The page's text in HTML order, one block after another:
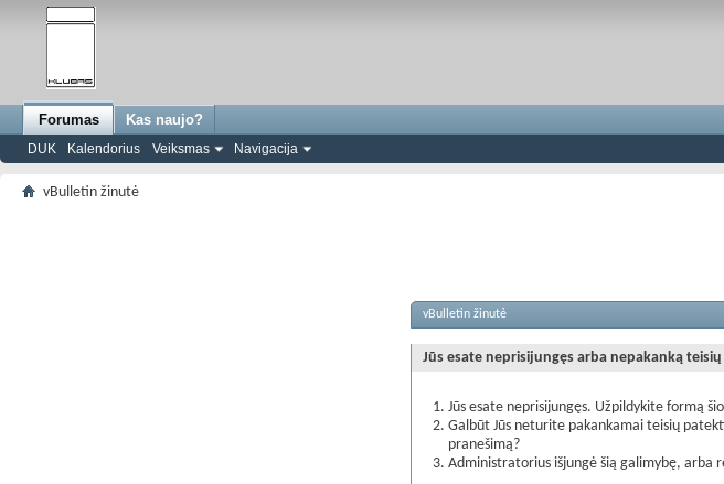
Forumas
DUK Kalendorius Veiksmas Navigacija
Kas naujo?
vBulletin žinutė
vBulletin žinutė
Jūs esate neprisijungęs arba nepakanką
Jūs esate neprisijungęs. Užpildykite formą
Galbūt Jūs neturite pakankamai teisių
pranešimą?
Administratorius išjungė šią galimybę, arba